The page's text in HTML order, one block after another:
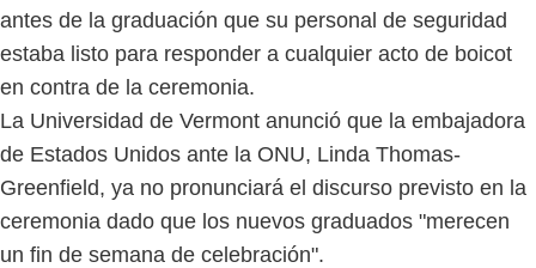
antes de la graduación que su personal de seguridad
estaba listo para responder a cualquier acto de boicot
en contra de la ceremonia.
La Universidad de Vermont anunció que la embajadora
de Estados Unidos ante la ONU, Linda Thomas-
Greenfield, ya no pronunciará el discurso previsto en la
ceremonia dado que los nuevos graduados "merecen
un fin de semana de celebración".